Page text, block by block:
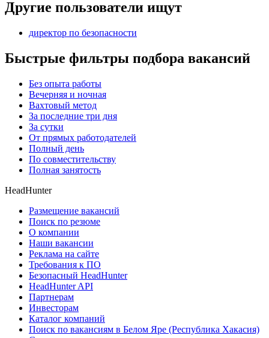
Другие пользователи ищут
директор по безопасности
Быстрые фильтры подбора вакансий
Без опыта работы
Вечерняя и ночная
Вахтовый метод
За последние три дня
За сутки
От прямых работодателей
Полный день
По совместительству
Полная занятость
HeadHunter
Размещение вакансий
Поиск по резюме
О компании
Наши вакансии
Реклама на сайте
Требования к ПО
Безопасный HeadHunter
HeadHunter API
Партнерам
Инвесторам
Каталог компаний
Поиск по вакансиям в Белом Яре (Республика Хакасия)